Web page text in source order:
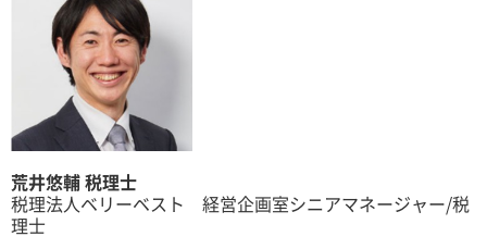
荒井悠輔 税理士
税理法人ベリーベスト 経営企画室シニアマネージャー/税
理士